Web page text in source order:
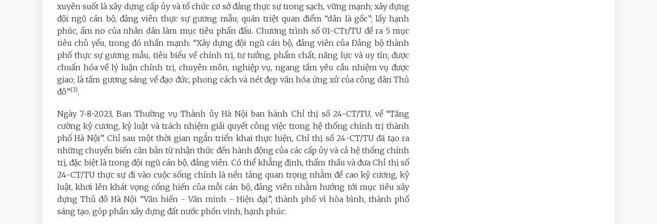
xuyên suốt là xây dựng cấp ủy và tổ chức cơ sở đảng thực sự trong sạch, vững mạnh; xây dựng
đội ngũ cán bộ, đảng viên thực sự gương mẫu; quán triệt quan điểm “dân là gốc”; lấy hạnh
phúc, ấm no của nhân dân làm mục tiêu phấn đấu. Chương trình số 01-CTr/TU đề ra 5 mục
tiêu chủ yếu, trong đó nhấn mạnh: “Xây dựng đội ngũ cán bộ, đảng viên của Đảng bộ thành
phố thực sự gương mẫu, tiêu biểu về chính trị, tư tưởng, phẩm chất, năng lực và uy tín; được
chuẩn hóa về lý luận chính trị, chuyên môn, nghiệp vụ, ngang tầm yêu cầu nhiệm vụ được
giao; là tấm gương sáng về đạo đức, phong cách và nét đẹp văn hóa ứng xử của công dân Thủ
đô”(3).
Ngày 7-8-2023, Ban Thường vụ Thành ủy Hà Nội ban hành Chỉ thị số 24-CT/TU, về “Tăng
cường kỷ cương, kỷ luật và trách nhiệm giải quyết công việc trong hệ thống chính trị thành
phố Hà Nội”. Chỉ sau một thời gian ngắn triển khai thực hiện, Chỉ thị số 24-CT/TU đã tạo ra
những chuyển biến căn bản từ nhận thức đến hành động của các cấp ủy và cả hệ thống chính
trị, đặc biệt là trong đội ngũ cán bộ, đảng viên. Có thể khẳng định, thẩm thấu và đưa Chỉ thị số
24-CT/TU thực sự đi vào cuộc sống chính là nền tảng quan trọng nhằm đề cao kỷ cương, kỷ
luật, khơi lên khát vọng cống hiến của mỗi cán bộ, đảng viên nhằm hướng tới mục tiêu xây
dựng Thủ đô Hà Nội “Văn hiến - Văn minh - Hiện đại”, thành phố vì hòa bình, thành phố
sáng tạo, góp phần xây dựng đất nước phồn vinh, hạnh phúc.